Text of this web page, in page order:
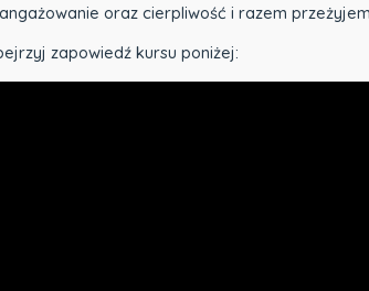
oraz cierpliwość i razem
zapowiedź kursu poniżej: